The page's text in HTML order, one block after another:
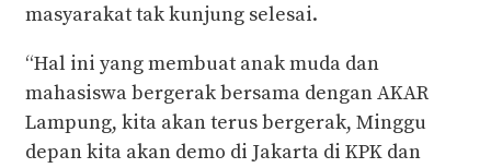
masyarakat tak kunjung selesai.
“Hal ini yang membuat anak muda dan
mahasiswa bergerak bersama dengan AKAR
Lampung, kita akan terus bergerak, Minggu
depan kita akan demo di Jakarta di KPK dan